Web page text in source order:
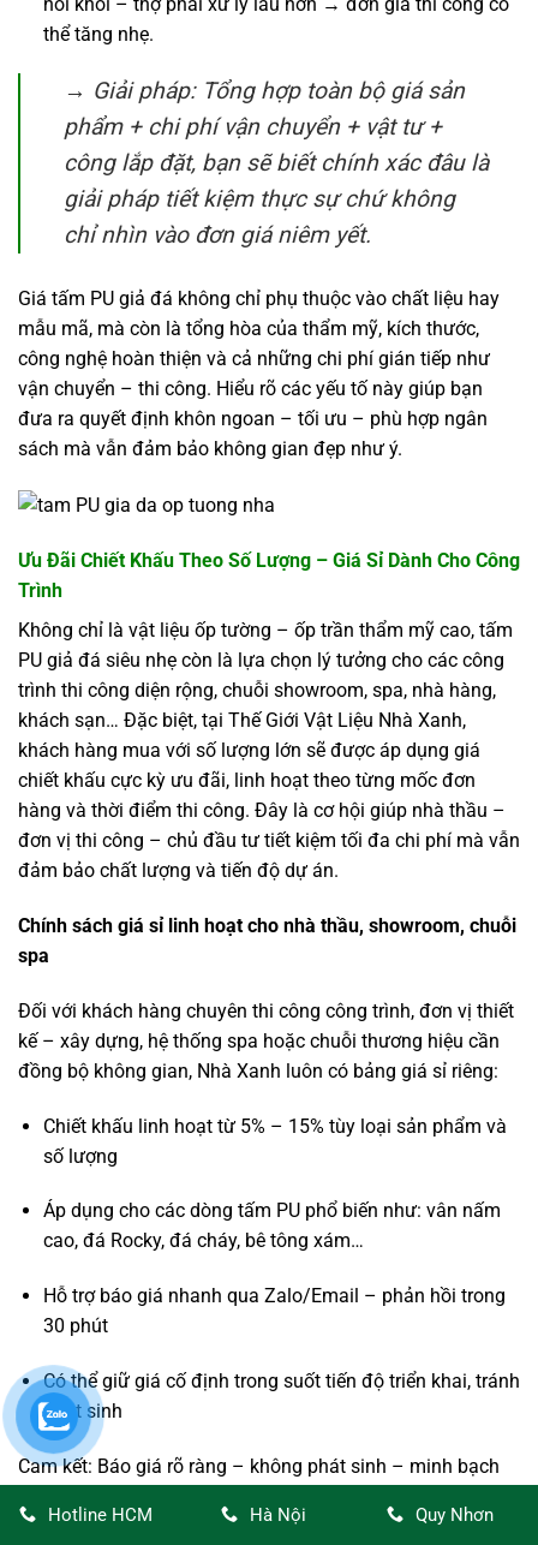
thể tăng nhẹ.
→ Giải pháp: Tổng hợp toàn bộ giá sản
phẩm + chi phí vận chuyển + vật tư +
công lắp đặt, bạn sẽ biết chính xác đâu là
giải pháp tiết kiệm thực sự chứ không
chỉ nhìn vào đơn giá niêm yết.
Giá tấm PU giả đá không chỉ phụ thuộc vào chất liệu hay
mẫu mã, mà còn là tổng hòa của thẩm mỹ, kích thước,
công nghệ hoàn thiện và cả những chi phí gián tiếp như
vận chuyển – thi công. Hiểu rõ các yếu tố này giúp bạn
đưa ra quyết định khôn ngoan – tối ưu – phù hợp ngân
sách mà vẫn đảm bảo không gian đẹp như ý.
Ưu Đãi Chiết Khấu Theo Số Lượng – Giá Sỉ Dành Cho Công
Trình
Không chỉ là vật liệu ốp tường – ốp trần thẩm mỹ cao, tấm
PU giả đá siêu nhẹ còn là lựa chọn lý tưởng cho các công
trình thi công diện rộng, chuỗi showroom, spa, nhà hàng,
khách sạn… Đặc biệt, tại Thế Giới Vật Liệu Nhà Xanh,
khách hàng mua với số lượng lớn sẽ được áp dụng giá
chiết khấu cực kỳ ưu đãi, linh hoạt theo từng mốc đơn
hàng và thời điểm thi công. Đây là cơ hội giúp nhà thầu –
đơn vị thi công – chủ đầu tư tiết kiệm tối đa chi phí mà vẫn
đảm bảo chất lượng và tiến độ dự án.
Chính sách giá sỉ linh hoạt cho nhà thầu, showroom, chuỗi
spa
Đối với khách hàng chuyên thi công công trình, đơn vị thiết
kế – xây dựng, hệ thống spa hoặc chuỗi thương hiệu cần
đồng bộ không gian, Nhà Xanh luôn có bảng giá sỉ riêng:
Chiết khấu linh hoạt từ 5% – 15% tùy loại sản phẩm và
số lượng
Áp dụng cho các dòng tấm PU phổ biến như: vân nấm
cao, đá Rocky, đá cháy, bê tông xám…
Hỗ trợ báo giá nhanh qua Zalo/Email – phản hồi trong
30 phút
Có thể giữ giá cố định trong suốt tiến độ triển khai, tránh
phát sinh
Cam kết: Báo giá rõ ràng – không phát sinh – minh bạch
Hotline HCM Hà Nội Quy Nhơn